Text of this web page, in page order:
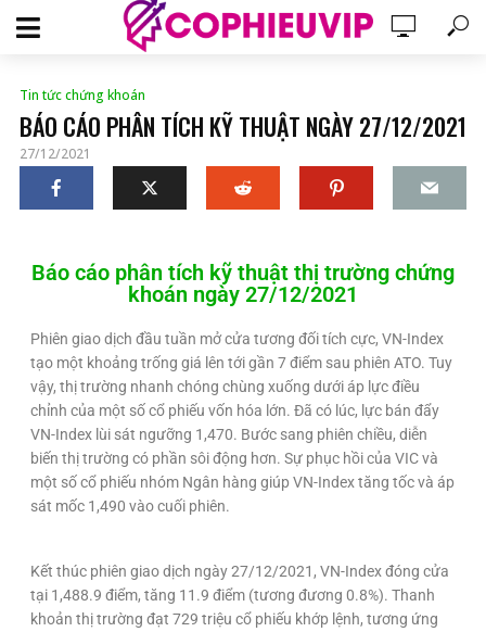
Tin tức chứng khoán
BÁO CÁO PHÂN TÍCH KỸ THUẬT NGÀY 27/12/2021
27/12/2021
Báo cáo phân tích kỹ thuật thị trường chứng
khoán ngày 27/12/2021
Phiên giao dịch đầu tuần mở cửa tương đối tích cực, VN-Index
tạo một khoảng trống giá lên tới gần 7 điểm sau phiên ATO. Tuy
vậy, thị trường nhanh chóng chùng xuống dưới áp lực điều
chỉnh của một số cổ phiếu vốn hóa lớn. Đã có lúc, lực bán đẩy
VN-Index lùi sát ngưỡng 1,470. Bước sang phiên chiều, diễn
biến thị trường có phần sôi động hơn. Sự phục hồi của VIC và
một số cổ phiếu nhóm Ngân hàng giúp VN-Index tăng tốc và áp
sát mốc 1,490 vào cuối phiên.
Kết thúc phiên giao dịch ngày 27/12/2021, VN-Index đóng cửa
tại 1,488.9 điểm, tăng 11.9 điểm (tương đương 0.8%). Thanh
khoản thị trường đạt 729 triệu cổ phiếu khớp lệnh, tương ứng